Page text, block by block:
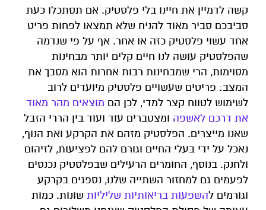
קשה לדמיין את חיינו בלי פלסטיק. אם תסתכלו כעת
סביבכם סביר מאוד להניח שלא תמצאו לפחות פריט
אחד עשוי פלסטיק כזה או אחר. אף על פי שנדמה
שהפלסטיק עושה לנו חיים קלים יותר מבחינות
מסוימות, הרי שמבחינות רבות אחרות הוא מסבך את
המצב: פריטים שעשויים פלסטיק מיועדים לרוב
לשימוש לטווח קצר למדי, לכן הם מוצאים מהר מאוד
את דרכם לאשפה ומצטברים עוד ועוד בין הררי הזבל
שאנו מייצרים. הפלסטיק מזהם את הקרקע ואת הנוף,
נאכל על ידי בעלי החיים וגורם להם לפציעות, לזיהום
ולחנק. בנוסף, החומרים הרעילים שבפלסטיק נכנסים
לפעמים גם למחזור השתייה שלנו, נספגים בקרקע
וגורמים להשפעות בריאותיות שליליות שונות. כמות